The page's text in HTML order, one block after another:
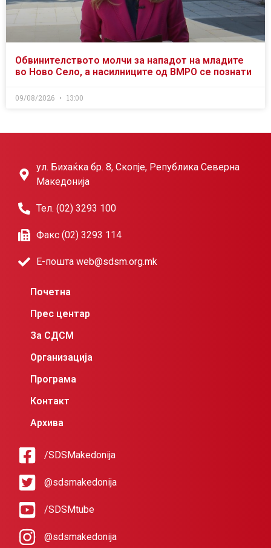
Обвинителството молчи за нападот на младите
во Ново Село, а насилниците од ВМРО се познати
09/08/2026 13:00
ул. Бихаќка бр. 8, Скопје, Република Северна
Македонија
Тел. (02) 3293 100
Факс (02) 3293 114
Е-пошта web@sdsm.org.mk
Почетна
Прес центар
За СДСМ
Организација
Програма
Контакт
Архива
/SDSMakedonija
@sdsmakedonija
/SDSMtube
@sdsmakedonija